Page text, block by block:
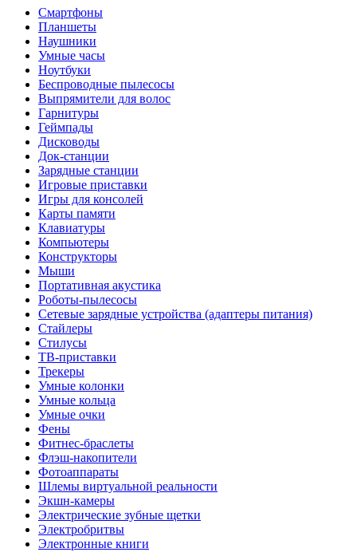
Смартфоны
Планшеты
Наушники
Умные часы
Ноутбуки
Беспроводные пылесосы
Выпрямители для волос
Гарнитуры
Геймпады
Дисководы
Док-станции
Зарядные станции
Игровые приставки
Игры для консолей
Карты памяти
Клавиатуры
Компьютеры
Конструкторы
Мыши
Портативная акустика
Роботы-пылесосы
Сетевые зарядные устройства (адаптеры питания)
Стайлеры
Стилусы
ТВ-приставки
Трекеры
Умные колонки
Умные кольца
Умные очки
Фены
Фитнес-браслеты
Флэш-накопители
Фотоаппараты
Шлемы виртуальной реальности
Экшн-камеры
Электрические зубные щетки
Электробритвы
Электронные книги